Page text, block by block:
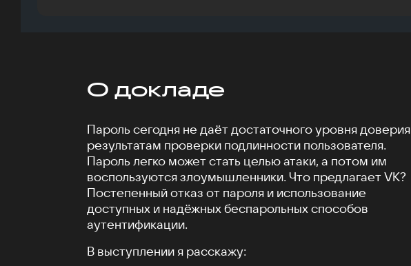
О докладе
Пароль сегодня не даёт достаточного уровня
результатам проверки подлинности пользователя.
Пароль легко может стать целью атаки, а потом им
воспользуются злоумышленники. Что предлагает VK?
Постепенный отказ от пароля и использование
доступных и надёжных беспарольных способов
аутентификации.
В выступлении я расскажу: